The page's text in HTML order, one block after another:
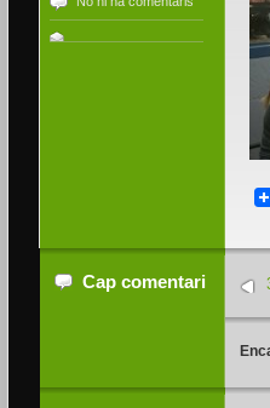
Cap comentari